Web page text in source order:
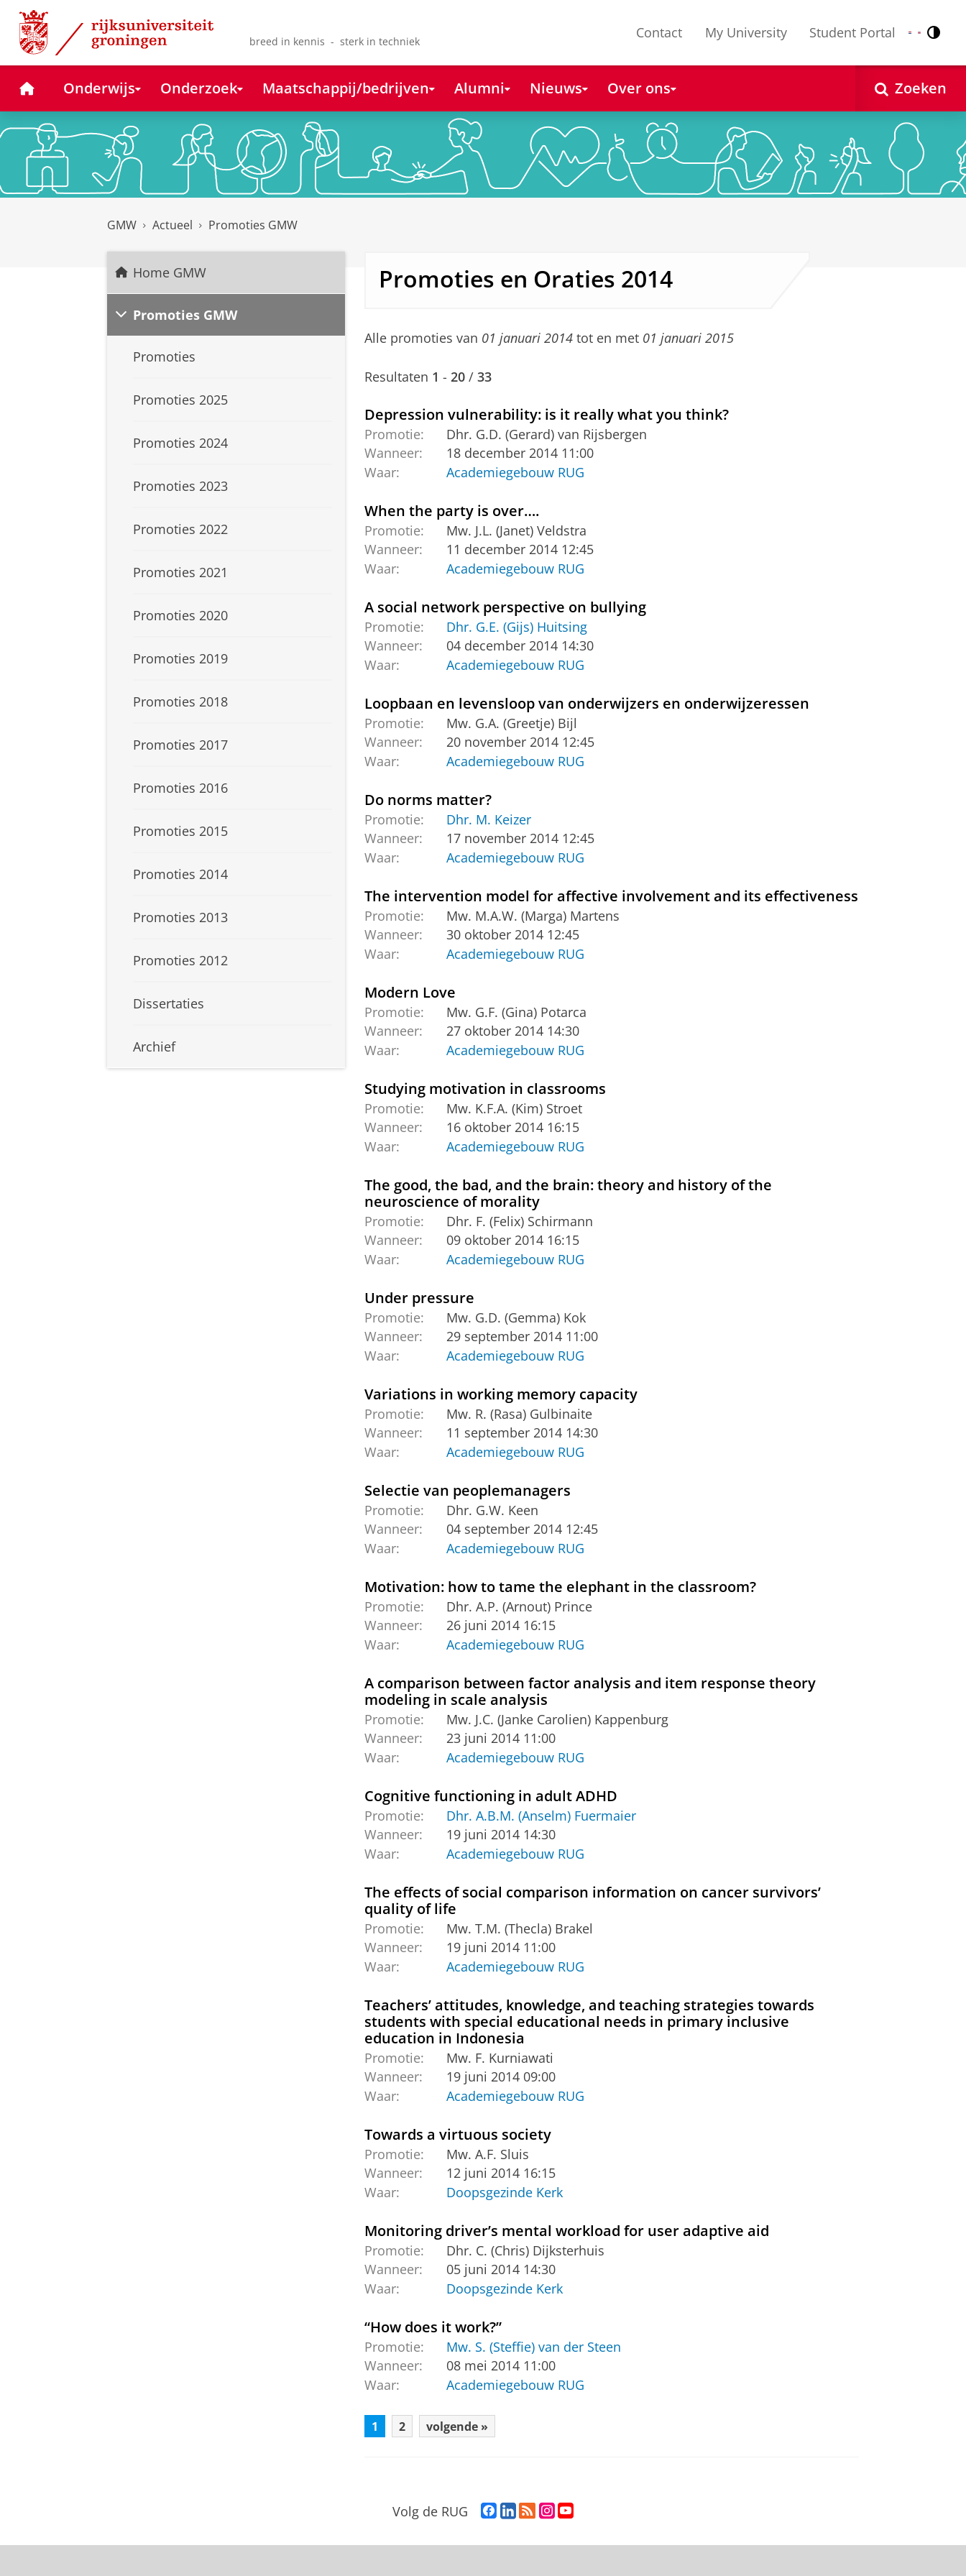
Skip
Content
Skip
Navigation
breed in kennis - sterk in techniek
Contact My University Student Portal Nederlands
English
HomeOnderwijs Onderzoek Maatschappij/bedrijven Alumni Nieuws Over ons Zoeken
GMW Actueel Promoties GMW
Home GMW
Promoties GMW
Promoties
Promoties 2025
Promoties 2024
Promoties 2023
Promoties 2022
Promoties 2021
Promoties 2020
Promoties 2019
Promoties 2018
Promoties 2017
Promoties 2016
Promoties 2015
Promoties 2014
Promoties 2013
Promoties 2012
Dissertaties
Archief
Promoties en Oraties 2014
Alle promoties van 01 januari 2014 tot en met 01 januari 2015
Resultaten 1 - 20/ 33
Depression vulnerability: is it really what you think?
Promotie:
Dhr. G.D. (Gerard) van Rijsbergen
Wanneer:
18 december 2014 11:00
Waar:
Academiegebouw RUG
When the party is over….
Promotie:
Mw. J.L. (Janet) Veldstra
Wanneer:
11 december 2014 12:45
Waar:
Academiegebouw RUG
A social network perspective on bullying
Promotie:
Dhr. G.E. (Gijs) Huitsing
Wanneer:
04 december 2014 14:30
Waar:
Academiegebouw RUG
Loopbaan en levensloop van onderwijzers en onderwijzeressen
Promotie:
Mw. G.A. (Greetje) Bijl
Wanneer:
20 november 2014 12:45
Waar:
Academiegebouw RUG
Do norms matter?
Promotie:
Dhr. M. Keizer
Wanneer:
17 november 2014 12:45
Waar:
Academiegebouw RUG
The intervention model for affective involvement and its effectiveness
Promotie:
Mw. M.A.W. (Marga) Martens
Wanneer:
30 oktober 2014 12:45
Waar:
Academiegebouw RUG
Modern Love
Promotie:
Mw. G.F. (Gina) Potarca
Wanneer:
27 oktober 2014 14:30
Waar:
Academiegebouw RUG
Studying motivation in classrooms
Promotie:
Mw. K.F.A. (Kim) Stroet
Wanneer:
16 oktober 2014 16:15
Waar:
Academiegebouw RUG
The good, the bad, and the brain: theory and history of the
neuroscience of morality
Promotie:
Dhr. F. (Felix) Schirmann
Wanneer:
09 oktober 2014 16:15
Waar:
Academiegebouw RUG
Under pressure
Promotie:
Mw. G.D. (Gemma) Kok
Wanneer:
29 september 2014 11:00
Waar:
Academiegebouw RUG
Variations in working memory capacity
Promotie:
Mw. R. (Rasa) Gulbinaite
Wanneer:
11 september 2014 14:30
Waar:
Academiegebouw RUG
Selectie van peoplemanagers
Promotie:
Dhr. G.W. Keen
Wanneer:
04 september 2014 12:45
Waar:
Academiegebouw RUG
Motivation: how to tame the elephant in the classroom?
Promotie:
Dhr. A.P. (Arnout) Prince
Wanneer:
26 juni 2014 16:15
Waar:
Academiegebouw RUG
A comparison between factor analysis and item response theory
modeling in scale analysis
Promotie:
Mw. J.C. (Janke Carolien) Kappenburg
Wanneer:
23 juni 2014 11:00
Waar:
Academiegebouw RUG
Cognitive functioning in adult ADHD
Promotie:
Dhr. A.B.M. (Anselm) Fuermaier
Wanneer:
19 juni 2014 14:30
Waar:
Academiegebouw RUG
The effects of social comparison information on cancer survivors’
quality of life
Promotie:
Mw. T.M. (Thecla) Brakel
Wanneer:
19 juni 2014 11:00
Waar:
Academiegebouw RUG
Teachers’ attitudes, knowledge, and teaching strategies towards
students with special educational needs in primary inclusive
education in Indonesia
Promotie:
Mw. F. Kurniawati
Wanneer:
19 juni 2014 09:00
Waar:
Academiegebouw RUG
Towards a virtuous society
Promotie:
Mw. A.F. Sluis
Wanneer:
12 juni 2014 16:15
Waar:
Doopsgezinde Kerk
Monitoring driver’s mental workload for user adaptive aid
Promotie:
Dhr. C. (Chris) Dijksterhuis
Wanneer:
05 juni 2014 14:30
Waar:
Doopsgezinde Kerk
“How does it work?”
Promotie:
Mw. S. (Steffie) van der Steen
Wanneer:
08 mei 2014 11:00
Waar:
Academiegebouw RUG
1 2 volgende »
Volg de RUG
F
c
L
n
R
S
s
u